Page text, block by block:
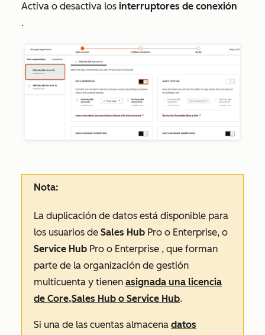
Activa o desactiva los interruptores de conexión
.
Nota:
La duplicación de datos está disponible para
los usuarios de Sales Hub Pro o Enterprise, o
Service Hub Pro o Enterprise , que forman
parte de la organización de gestión
multicuenta y tienen asignada una licencia
de Core,Sales Hub o Service Hub.
Si una de las cuentas almacena datos